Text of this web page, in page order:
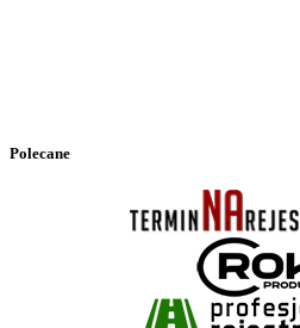
Polecane